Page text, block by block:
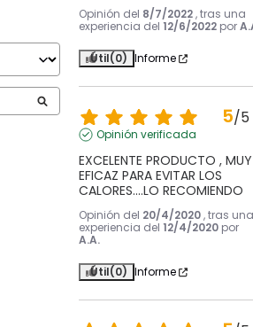
Opinión del 8/7/2022 , tras una
experiencia del 12/6/2022 por
Útil(0) Informe
5/5
Opinión verificada
EXCELENTE PRODUCTO , MUY
EFICAZ PARA EVITAR LOS
CALORES....LO RECOMIENDO
Opinión del 20/4/2020 , tras una
experiencia del 12/4/2020 por
A.A.
Útil(0) Informe